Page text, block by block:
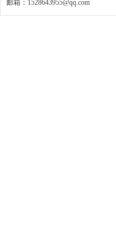
邮箱： 1528643955@qq.com